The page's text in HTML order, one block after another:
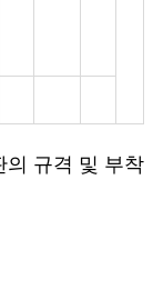
의 규격 및 부착